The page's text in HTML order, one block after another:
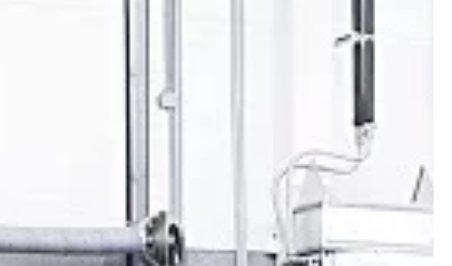
naszych domów oraz mieszkań staram
Obecnie wiele osób zmaga się z
problemami związanymi z układem